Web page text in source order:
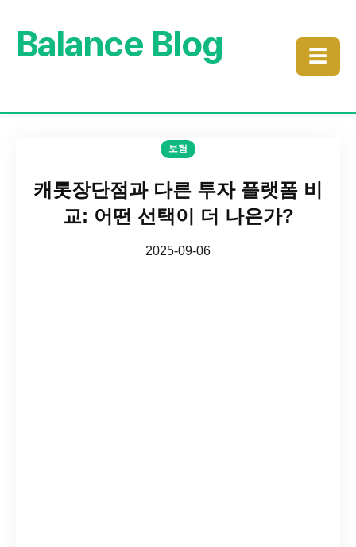
Balance Blog ☰
보험
캐롯장단점과 다른 투자 플랫폼 비
교: 어떤 선택이 더 나은가?
2025-09-06